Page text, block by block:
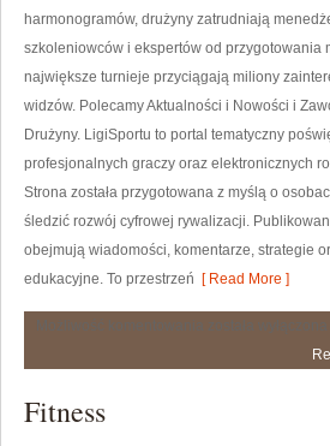
harmonogramów, drużyny zatrudniają
szkoleniowców i ekspertów od przygotowania
największe turnieje przyciągają miliony
widzów. Polecamy Aktualności i Nowości i
Drużyny. LigiSportu to portal tematyczny
profesjonalnych graczy oraz elektronicznych
Strona została przygotowana z myślą o
śledzić rozwój cyfrowej rywalizacji.
obejmują wiadomości, komentarze, strategie
edukacyjne. To przestrzeń [ Read More ]
Fitness